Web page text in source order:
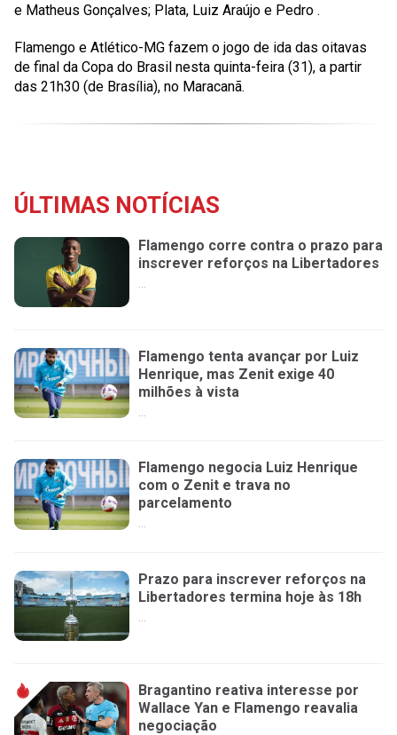
e Matheus Gonçalves; Plata, Luiz Araújo e Pedro .
Flamengo e Atlético-MG fazem o jogo de ida das oitavas
de final da Copa do Brasil nesta quinta-feira (31), a partir
das 21h30 (de Brasília), no Maracanã.
ÚLTIMAS NOTÍCIAS
Flamengo corre contra o prazo para
inscrever reforços na Libertadores
...
Flamengo tenta avançar por Luiz
Henrique, mas Zenit exige 40
milhões à vista
...
Flamengo negocia Luiz Henrique
com o Zenit e trava no
parcelamento
...
Prazo para inscrever reforços na
Libertadores termina hoje às 18h
Bragantino reativa interesse por
Wallace Yan e Flamengo reavalia
negociação